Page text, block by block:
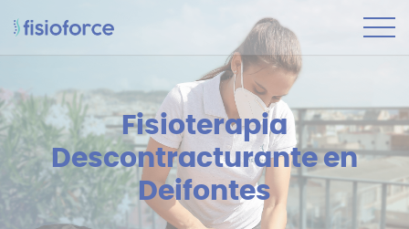
Fisioterapia
Descontracturante en
Deifontes